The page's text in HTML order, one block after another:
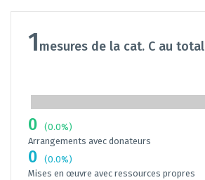
1mesures de la cat. C au total
0
(0.0%)
Arrangements avec donateurs
0
(0.0%)
Mises en œuvre avec ressources propres